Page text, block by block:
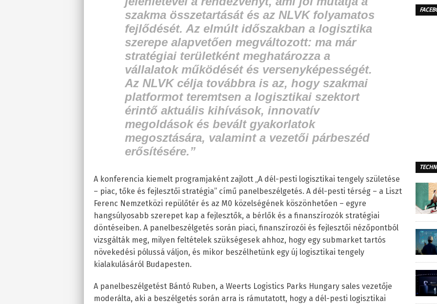
szakma összetartását és az NLVK folyamatos
fejlődését. Az elmúlt időszakban a logisztika
szerepe alapvetően megváltozott: ma már
stratégiai területként meghatározza a
vállalatok működését és versenyképességét.
Az NLVK célja továbbra is az, hogy szakmai
platformot teremtsen a logisztikai szektort
érintő aktuális kihívások, innovatív
megoldások és bevált gyakorlatok
megosztására, valamint a vezetői párbeszéd
erősítésére.”
A konferencia kiemelt programjaként zajlott „A dél-pesti logisztikai tengely születése
– piac, tőke és fejlesztői stratégia” című panelbeszélgetés. A dél-pesti térség – a Liszt
Ferenc Nemzetközi repülőtér és az M0 közelségének köszönhetően – egyre
hangsúlyosabb szerepet kap a fejlesztők, a bérlők és a finanszírozók stratégiai
döntéseiben. A panelbeszélgetés során piaci, finanszírozói és fejlesztői nézőpontból
vizsgálták meg, milyen feltételek szükségesek ahhoz, hogy egy submarket tartós
növekedési pólussá váljon, és mikor beszélhetünk egy új logisztikai tengely
kialakulásáról Budapesten.
A panelbeszélgetést Bántó Ruben, a Weerts Logistics Parks Hungary sales vezetője
moderálta, aki a beszélgetés során arra is rámutatott, hogy a dél-pesti logisztikai